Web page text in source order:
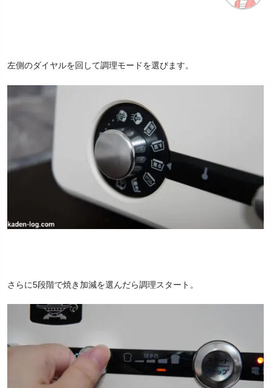
左側のダイヤルを回して調理モードを選びます。
さらに5段階で焼き加減を選んだら調理スタート。